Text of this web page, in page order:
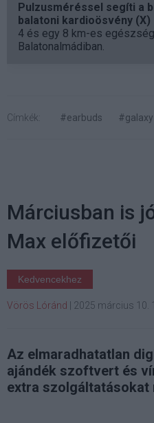
Pulzusméréssel segíti a
balatoni kardioösvény (X)
4 és egy 8 km-es
Balatonalmádiban.
Címkék: #earbuds #galaxy
Márciusban is
Max előfizetői
Kedvencekhez
Vörös Lóránd 2025 március 10.
Az elmaradhatatlan
ajándék szoftvert és
extra szolgáltatásokat